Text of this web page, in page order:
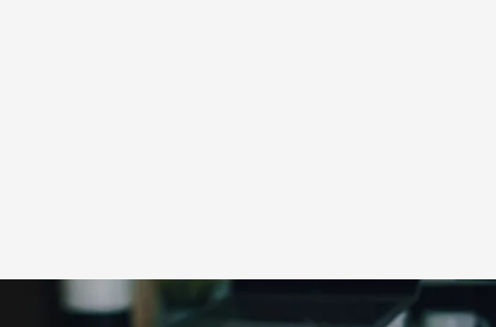
El ahorro, un reto para los españoles